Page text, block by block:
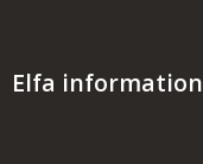
Elfa information